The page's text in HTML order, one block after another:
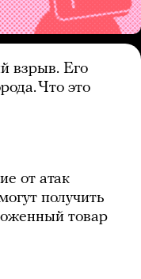
взрыв. Его
Что это
от атак
получить
товар